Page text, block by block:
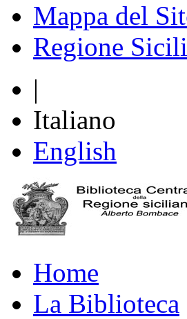
Mappa del
Regione
|
Italiano
English
Home
La Biblioteca